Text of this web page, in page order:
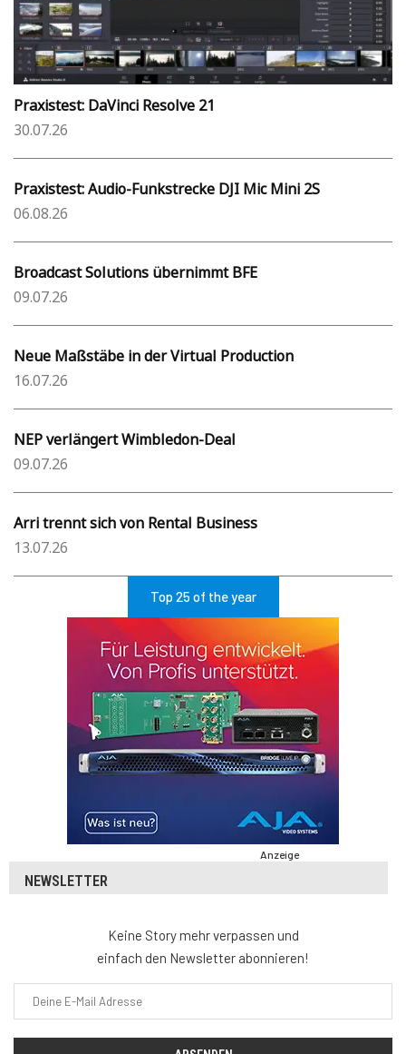
Praxistest: DaVinci Resolve 21
30.07.26
Praxistest: Audio-Funkstrecke DJI Mic Mini 2S
06.08.26
Broadcast Solutions übernimmt BFE
09.07.26
Neue Maßstäbe in der Virtual Production
16.07.26
NEP verlängert Wimbledon-Deal
09.07.26
Arri trennt sich von Rental Business
13.07.26
Top 25 of the year
Anzeige
NEWSLETTER
Keine Story mehr verpassen und
einfach den Newsletter abonnieren!